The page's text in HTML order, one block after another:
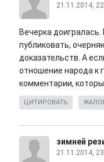
21.11.2014,
Вечерка
публиковать,
доказательств. А
отношение народа к
комментарии,
ЦИТИРОВАТЬ
зимней
21.11.2014,